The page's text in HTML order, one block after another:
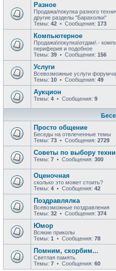
Разное
Продажа/покупка разного
другие разделы "Барахолки"
Темы: 42 • Сообщения: 173
Компьютерное
Продажа\покупка\отдам\ -
периферия и подобное
Темы: 39 • Сообщения: 156
Услуги
Всевозможные услуги
Темы: 10 • Сообщения: 49
Аукцион
Темы: 4 • Сообщения: 9
Просто общение
Беседы на отвлеченные темы
Темы: 73 • Сообщения: 2729
Советы по выбору
Темы: 7 • Сообщения: 300
Оценочная
сколько это может стоить?
Темы: 4 • Сообщения: 42
Поздравлялка
Всевозможные поздравления
Темы: 32 • Сообщения: 374
Юмор
Всякие приколы
Темы: 1 • Сообщения: 78
Помним, скорбим...
Светлая память.
Темы: 7 • Сообщения: 60